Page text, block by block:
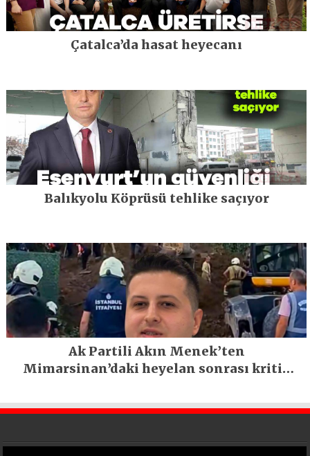
Çatalca’da hasat heyecanı
Balıkyolu Köprüsü tehlike saçıyor
Ak Partili Akın Menek’ten
Mimarsinan’daki heyelan sonrası kritik